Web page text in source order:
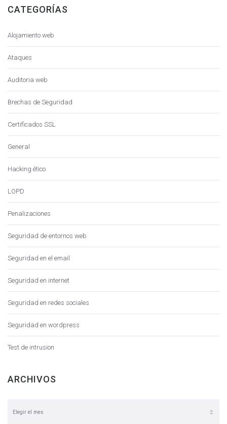
CATEGORÍAS
Alojamiento web
Ataques
Auditoria web
Brechas de Seguridad
Certificados SSL
General
Hacking ético
LOPD
Penalizaciones
Seguridad de entornos web
Seguridad en el email
Seguridad en internet
Seguridad en redes sociales
Seguridad en wordpress
Test de intrusion
ARCHIVOS